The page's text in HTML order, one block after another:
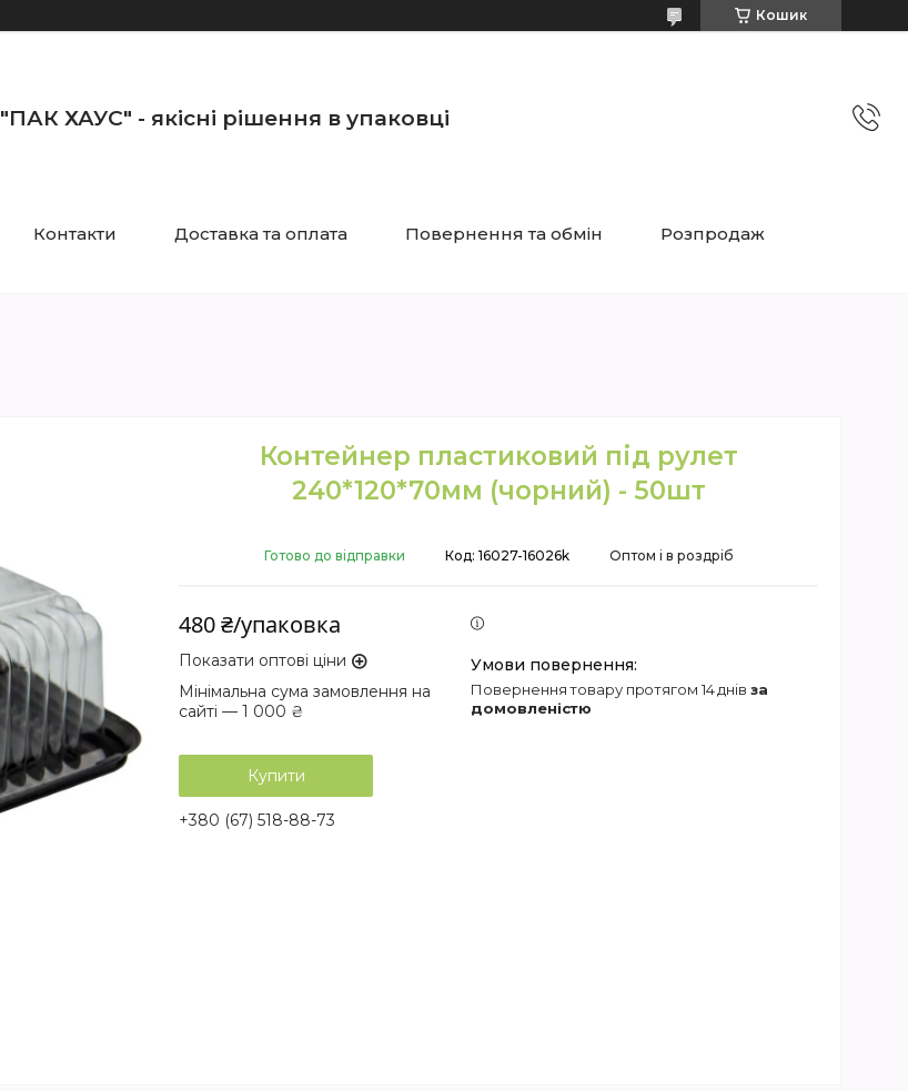
Кошик
"ПАК ХАУС" - якісні рішення в упаковці
Контакти Доставка та оплата Повернення та обмін Розпродаж
Контейнер пластиковий під рулет
240*120*70мм (чорний) - 50шт
Готово до відправки Оптом і в роздріб
Код: 16027-16026k
480 ₴/упаковка
Показати оптові ціни
Мінімальна сума замовлення на
сайті — 1 000 ₴
Купити
+380 (67) 518-88-73
повернення товару протягом 14 днів за
домовленістю